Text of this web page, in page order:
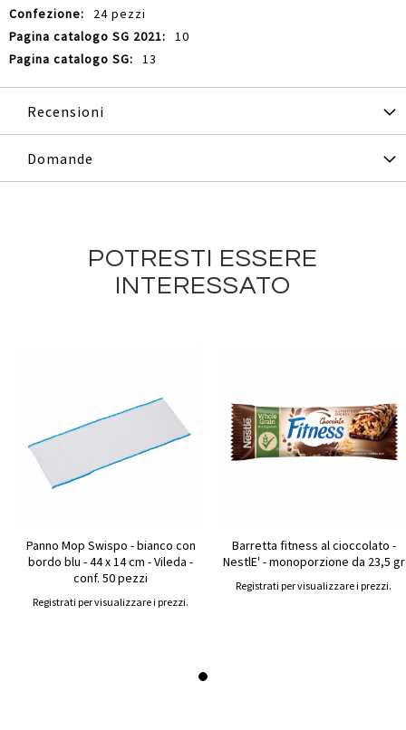
24 pezzi
10
13
Recensioni
Domande
POTRESTI ESSERE
INTERESSATO
Panno Mop Swispo - bianco con
bordo blu - 44 x 14 cm - Vileda -
conf. 50 pezzi
Registrati per visualizzare i prezzi.
Barretta fitness al cioccolato -
NestlE' - monoporzione da 23,5 gr
Registrati per visualizzare i prezzi.